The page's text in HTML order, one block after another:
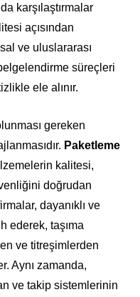
karşılaştırmalar
açısından
ve uluslararası
süreçleri
ele alınır.
gereken
Paketleme
kalitesi,
doğrudan
dayanıklı ve
ederek, taşıma
ve titreşimlerden
Aynı zamanda,
ve takip sistemlerinin